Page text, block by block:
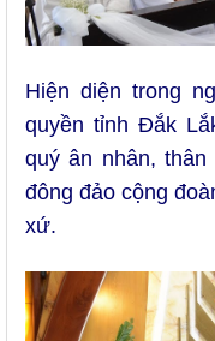
Hiện diện trong
quyền tỉnh Đắk
quý ân nhân,
đông đảo cộng
xứ.